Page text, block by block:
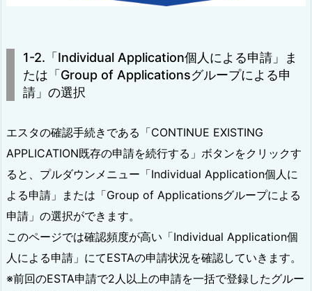
1-2.「Individual Application個人による申請」ま
たは「Group of Applicationsグループによる申
請」の選択
エスタの確認手続きである「CONTINUE EXISTING
APPLICATION既存の申請を続行する」ボタンをクリックす
ると、プルダウンメニュー「Individual Application個人に
よる申請」または「Group of Applicationsグループによる
申請」の選択ができます。
このページでは確認頻度が高い「Individual Application個
人による申請」にてESTAの申請状況を確認していきます。
※前回のESTA申請で2人以上の申請を一括で登録したグルー